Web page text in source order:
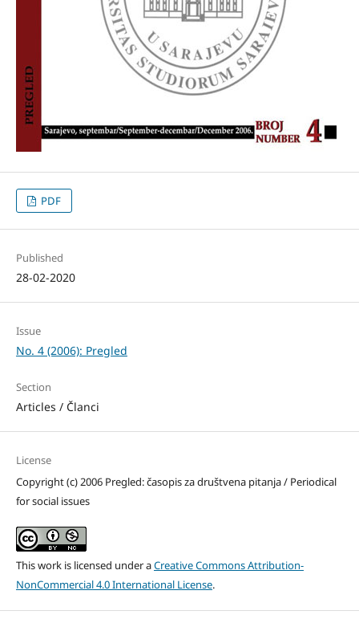
PDF
Published
28-02-2020
Issue
No. 4 (2006): Pregled
Section
Articles / Članci
License
Copyright (c) 2006 Pregled: časopis za društvena pitanja / Periodical
for social issues
This work is licensed under aCreative Commons Attribution-
NonCommercial 4.0 International License.